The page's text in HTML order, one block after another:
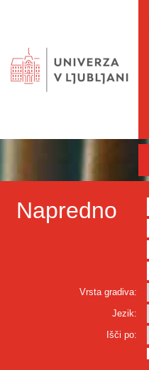
Napredno
Vrsta gradiva:
Jezik:
Išči po: